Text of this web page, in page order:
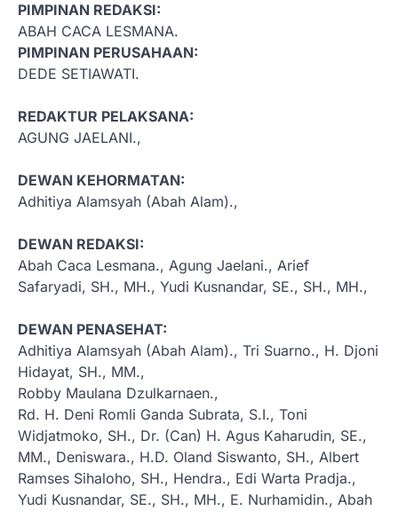
PIMPINAN REDAKSI:
ABAH CACA LESMANA.
PIMPINAN PERUSAHAAN:
DEDE SETIAWATI.
REDAKTUR PELAKSANA:
AGUNG JAELANI.,
DEWAN KEHORMATAN:
Adhitiya Alamsyah (Abah Alam).,
DEWAN REDAKSI:
Abah Caca Lesmana., Agung Jaelani., Arief
Safaryadi, SH., MH., Yudi Kusnandar, SE., SH., MH.,
DEWAN PENASEHAT:
Adhitiya Alamsyah (Abah Alam)., Tri Suarno., H. Djoni
Hidayat, SH., MM.,
Robby Maulana Dzulkarnaen.,
Rd. H. Deni Romli Ganda Subrata, S.I., Toni
Widjatmoko, SH., Dr. (Can) H. Agus Kaharudin, SE.,
MM., Deniswara., H.D. Oland Siswanto, SH., Albert
Ramses Sihaloho, SH., Hendra., Edi Warta Pradja.,
Yudi Kusnandar, SE., SH., MH., E. Nurhamidin., Abah